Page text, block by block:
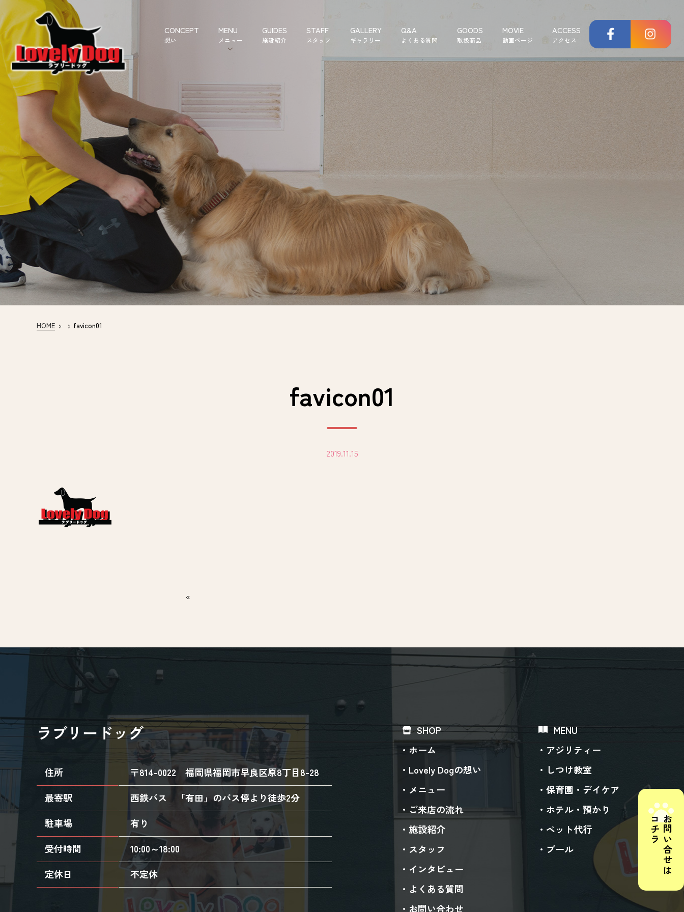
CONCEPT
想い
MENU
メニュー
GUIDES
施設紹介
STAFF
スタッフ
GALLERY
ギャラリー
Q&A
よくある質問
GOODS
取扱商品
MOVIE
動画ページ
ACCESS
アクセス
HOME > > favicon01
favicon01
2019.11.15
SHOP
ホーム
Lovely Dogの想い
メニュー
ご来店の流れ
施設紹介
スタッフ
インタビュー
よくある質問
お問い合わせ
MENU
アジリティー
しつけ教室
保育園・デイケア
ホテル・預かり
ペット代行
プール
ラブリードッグ
住所 〒814-0022福岡県福岡市早良区原8丁目8-28
最寄駅
西鉄バス 「有田」のバス停より徒歩2分
駐車場
有り
受付時間
10:00～18:00
定休日
不定休 お問い合せは
コチラ